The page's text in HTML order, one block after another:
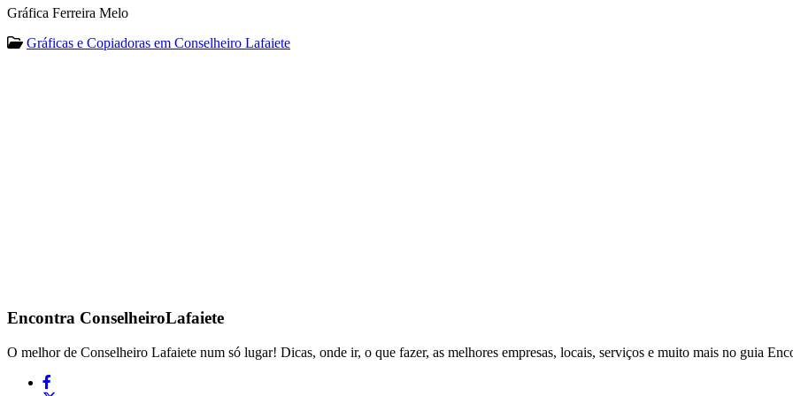
Gráfica Ferreira Melo
Gráficas e Copiadoras em Conselheiro Lafaiete
Encontra ConselheiroLafaiete
O melhor de Conselheiro Lafaiete num só lugar! Dicas, onde ir, o que fazer, as melhores empresas, locais, serviços e muito mais no guia